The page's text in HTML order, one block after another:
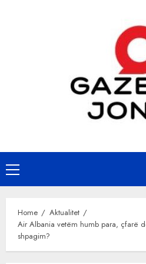
Primary
Menu
Home
Aktualitet
Air Albania vetëm humb para, çfarë
shpagim?